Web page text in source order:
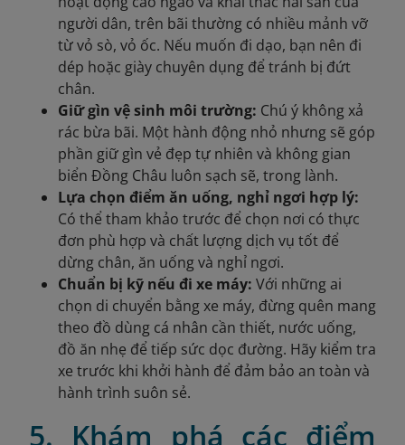
người dân, trên bãi thường có nhiều mảnh vỡ
từ vỏ sò, vỏ ốc. Nếu muốn đi dạo, bạn nên đi
dép hoặc giày chuyên dụng để tránh bị đứt
chân.
Giữ gìn vệ sinh môi trường: Chú ý không xả
rác bừa bãi. Một hành động nhỏ nhưng sẽ góp
phần giữ gìn vẻ đẹp tự nhiên và không gian
biển Đồng Châu luôn sạch sẽ, trong lành.
Lựa chọn điểm ăn uống, nghỉ ngơi hợp lý:
Có thể tham khảo trước để chọn nơi có thực
đơn phù hợp và chất lượng dịch vụ tốt để
dừng chân, ăn uống và nghỉ ngơi.
Chuẩn bị kỹ nếu đi xe máy: Với những ai
chọn di chuyển bằng xe máy, đừng quên mang
theo đồ dùng cá nhân cần thiết, nước uống,
đồ ăn nhẹ để tiếp sức dọc đường. Hãy kiểm tra
xe trước khi khởi hành để đảm bảo an toàn và
hành trình suôn sẻ.
5. Khám phá các điểm